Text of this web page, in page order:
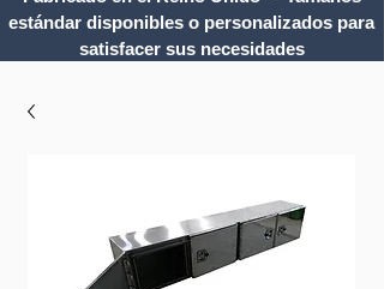
estándar disponibles o personalizados para
satisfacer sus necesidades